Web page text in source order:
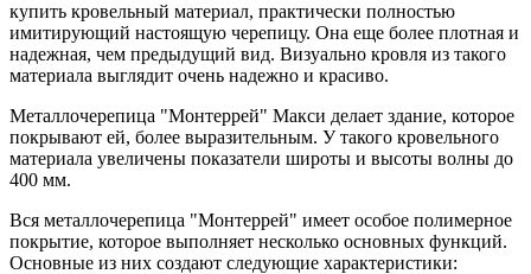
купить кровельный материал, практически полностью
имитирующий настоящую черепицу. Она еще более плотная и
надежная, чем предыдущий вид. Визуально кровля из такого
материала выглядит очень надежно и красиво.
Металлочерепица "Монтеррей" Макси делает здание, которое
покрывают ей, более выразительным. У такого кровельного
материала увеличены показатели широты и высоты волны до
400 мм.
Вся металлочерепица "Монтеррей" имеет особое полимерное
покрытие, которое выполняет несколько основных функций.
Основные из них создают следующие характеристики: